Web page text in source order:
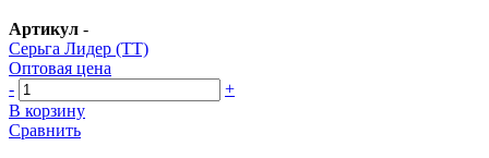
Артикул -
Серьга Лидер (ТТ)
Оптовая цена
-
+
В корзину
Сравнить